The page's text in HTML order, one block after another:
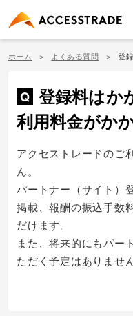
ホーム よくある質問 登
登録料はか
利用料金がか
アクセストレードのご
ん。
パートナー（サイト）
掲載、報酬の振込手数
だけます。
また、将来的にもパー
ただく予定はありません